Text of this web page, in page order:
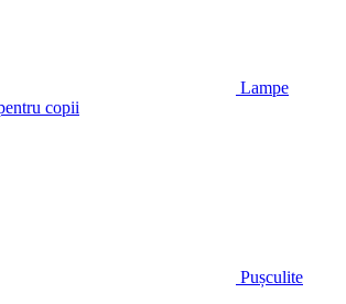
Lampe
copii
Pușculite